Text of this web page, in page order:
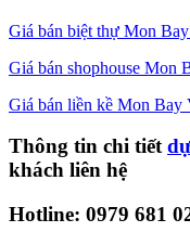
Giá bán biệt thự Mon
Giá bán shophouse Mon
Giá bán liền kề Mon Bay
Thông tin chi tiết
khách liên hệ
Hotline: 0979 681